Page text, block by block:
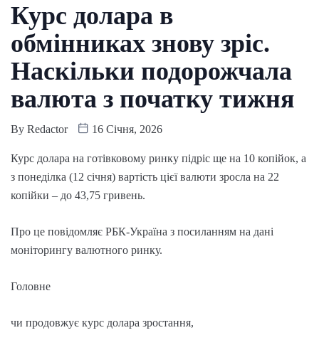
Курс долара в
обмінниках знову зріс.
Наскільки подорожчала
валюта з початку тижня
By Redactor 16 Січня, 2026
Курс долара на готівковому ринку підріс ще на 10 копійок, а
з понеділка (12 січня) вартість цієї валюти зросла на 22
копійки – до 43,75 гривень.
Про це повідомляє РБК-Україна з посиланням на дані
моніторингу валютного ринку.
Головне
чи продовжує курс долара зростання,